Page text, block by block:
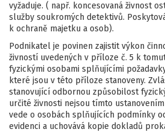
vyžaduje. ( např. koncesovaná živnost
služby soukromých detektivů.
k ochraně majetku a osob).
Podnikatel je povinen zajistit výkon
živností uvedených v příloze č. 5 k
fyzickými osobami splňujícími
které jsou v této příloze stanoveny.
stanovující odbornou způsobilost
určité živnosti nejsou tímto
vede o osobách splňujících podmínky
evidenci a uchovává kopie dokladů